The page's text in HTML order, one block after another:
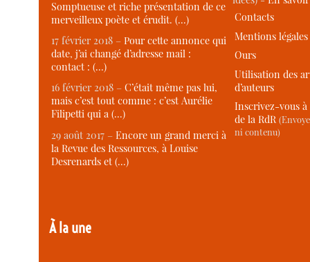
Somptueuse et riche présentation de ce
merveilleux poète et érudit. (…)
17 février 2018 –Pour cette annonce qui
date, j’ai changé d’adresse mail :
contact : (…)
16 février 2018 –C’était même pas lui,
mais c’est tout comme : c’est Aurélie
Filipetti qui a (…)
29 août 2017 –Encore un grand merci à
la Revue des Ressources, à Louise
Desrenards et (…)
À la une
Contacts
Mentions légales
Ours
Utilisation des
d’auteurs
Inscrivez-vous
de la RdR
ni contenu)